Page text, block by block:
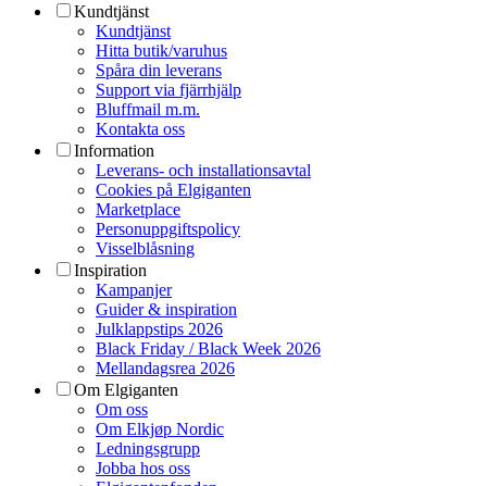
Kundtjänst
Kundtjänst
Hitta butik/varuhus
Spåra din leverans
Support via fjärrhjälp
Bluffmail m.m.
Kontakta oss
Information
Leverans- och installationsavtal
Cookies på Elgiganten
Marketplace
Personuppgiftspolicy
Visselblåsning
Inspiration
Kampanjer
Guider & inspiration
Julklappstips 2026
Black Friday / Black Week 2026
Mellandagsrea 2026
Om Elgiganten
Om oss
Om Elkjøp Nordic
Ledningsgrupp
Jobba hos oss